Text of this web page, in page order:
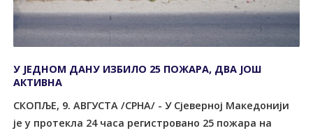
У ЈЕДНОМ ДАНУ ИЗБИЛО 25 ПОЖАРА, ДВА ЈОШ
АКТИВНА
СКОПЉЕ, 9. АВГУСТА /СРНА/ - У Сјеверној Македонији
је у протекла 24 часа регистровано 25 пожара на